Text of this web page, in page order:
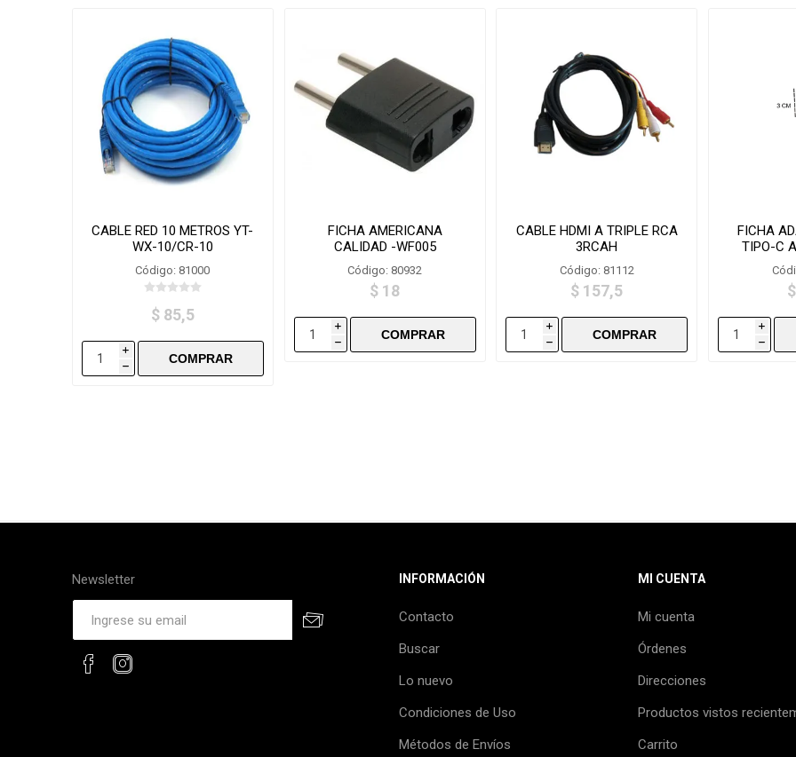
CABLE RED 10 METROS YT-
WX-10/CR-10
Código: 81000
$ 85,5
i
h
FICHA AMERICANA
CALIDAD -WF005
Código: 80932
$ 18
i
h
CABLE HDMI A TRIPLE RCA
3RCAH
Código: 81112
$ 157,5
i
h
FICHA
TIPO-C
i
h
Newsletter INFORMACIÓN
Contacto
Buscar
Lo nuevo
Condiciones de Uso
Métodos de Envíos
MI CUENTA
Mi cuenta
Órdenes
Direcciones
Productos vistos
Carrito